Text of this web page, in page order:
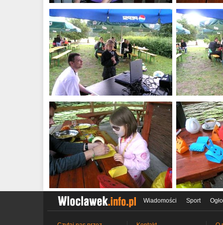
Wiadomości Sport